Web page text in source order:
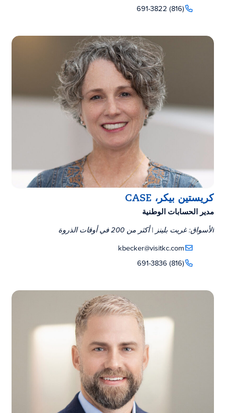
(816) 691-3822
كريستين بيكر، CASE
مدير الحسابات الوطنية
الأسواق: غريت بلينز | أكثر من 200 في أوقات الذروة
kbecker@visitkc.com
(816) 691-3836